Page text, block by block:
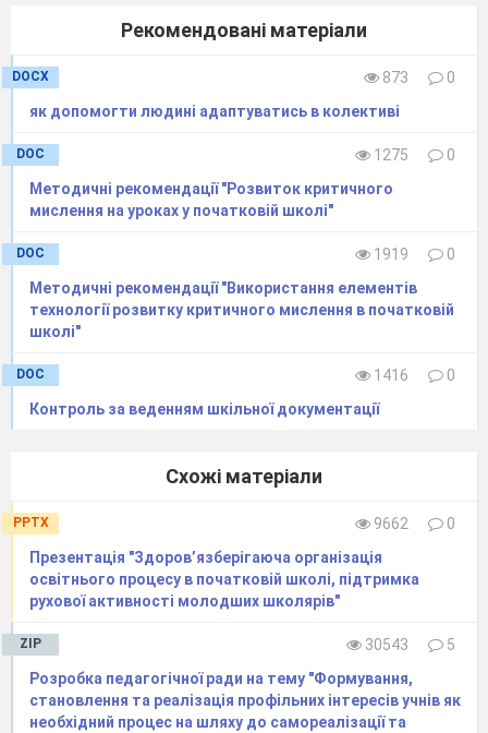
Із якої герой
(«Котигорошко»)
Дівчина, хоч і кривенька,
Роботяща, моторненька,
Як гніздо її спалили,
То з качками полетіла.
Всі ви знаєте цю казку,
качечка»)
У лисички розкошує
Цей котюра ну й доскоцький!
А назвав себе…
(«Пан
І баньката й бородата.
Обдурила свого діда,
Принесла в родину біди,
Хату в зайчика украла,
Жити в домі цьому стала.
Добрий рак її прогнав
І зайчика врятував.
Рекомендовані матеріали
DOCX 873
0
як допомогти людині адаптуватись в колективі
DOC 1275
0
Методичні рекомендації "Розвиток критичного
мислення на уроках у початковій школі"
DOC 1919
0
Методичні рекомендації "Використання елементів
технології розвитку критичного мислення в початковій
школі"
DOC 1416
0
Контроль за веденням шкільної документації
Схожі матеріали
PPTX 9662
0
Презентація "Здоров’язберігаюча організація
освітнього процесу в початковій школі, підтримка
рухової активності молодших школярів"
ZIP 30543
5
Розробка педагогічної ради на тему "Формування,
становлення та реалізація профільних інтересів учнів як
необхідний процес на шляху до самореалізації та